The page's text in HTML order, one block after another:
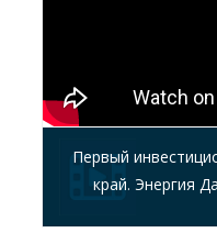
Первый
край. Энергия